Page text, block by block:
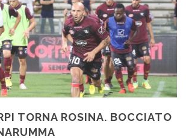
TORNA ROSINA. BOCCIATO